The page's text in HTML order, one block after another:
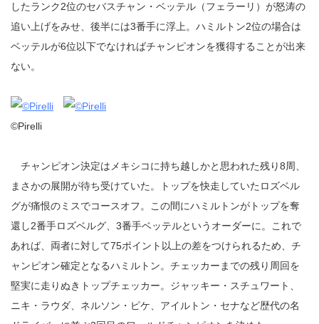
したランク2位のセバスチャン・ベッテル（フェラーリ）が怒涛の
追い上げをみせ、後半には3番手に浮上。ハミルトン2位の場合は
ベッテルが6位以下でなければチャンピオンを獲得することが出来
ない。
©Pirelli
チャンピオン決定はメキシコに持ち越しかと思われた残り8周、
まさかの展開が待ち受けていた。トップを快走していたロズベル
グが痛恨のミスでコースオフ。この間にハミルトンがトップを奪
還し2番手ロズベルグ、3番手ベッテルというオーダーに。これで
あれば、両者に対して75ポイント以上の差をつけられるため、チ
ャンピオン確定となるハミルトン。チェッカーまでの残り周回を
堅実に走りぬきトップチェッカー。ジャッキー・スチュワート、
ニキ・ラウダ、ネルソン・ピケ、アイルトン・セナなど歴代の名